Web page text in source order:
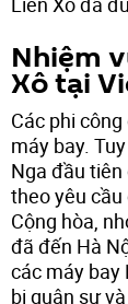
Nhiệm
Xô tại
Các phi
máy bay.
Nga đầu
theo yêu cầu
Cộng hòa,
đã đến Hà
các máy bay
bị quân sự